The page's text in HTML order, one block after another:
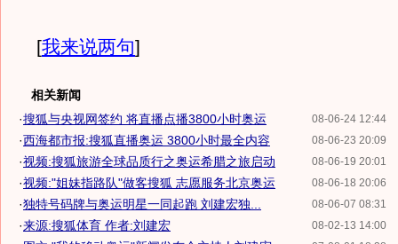
[我来说两句]
相关新闻
08-06-24 12:44
·搜狐与央视网签约 将直播点播3800小时奥运
08-06-23 20:09
·西海都市报:搜狐直播奥运 3800小时最全内容
08-06-19 20:01
·视频:搜狐旅游全球品质行之奥运希腊之旅启动
08-06-18 20:06
·视频:"姐妹指路队"做客搜狐 志愿服务北京奥运
08-06-07 08:31
·独特号码牌与奥运明星一同起跑 刘建宏独...
08-02-13 14:00
·来源:搜狐体育 作者:刘建宏